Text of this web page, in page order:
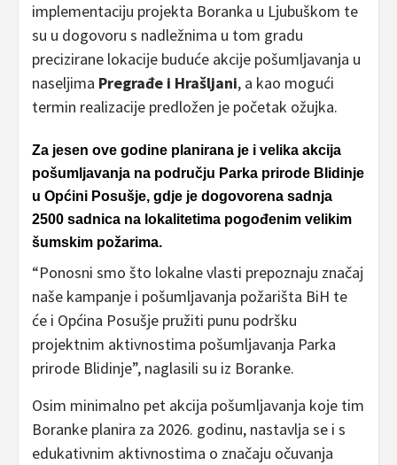
implementaciju projekta Boranka u Ljubuškom te
su u dogovoru s nadležnima u tom gradu
precizirane lokacije buduće akcije pošumljavanja u
naseljima Pregrađe i Hrašljani, a kao mogući
termin realizacije predložen je početak ožujka.
Za jesen ove godine planirana je i velika akcija
pošumljavanja na području Parka prirode Blidinje
u Općini Posušje, gdje je dogovorena sadnja
2500 sadnica na lokalitetima pogođenim velikim
šumskim požarima.
“Ponosni smo što lokalne vlasti prepoznaju značaj
naše kampanje i pošumljavanja požarišta BiH te
će i Općina Posušje pružiti punu podršku
projektnim aktivnostima pošumljavanja Parka
prirode Blidinje”, naglasili su iz Boranke.
Osim minimalno pet akcija pošumljavanja koje tim
Boranke planira za 2026. godinu, nastavlja se i s
edukativnim aktivnostima o značaju očuvanja